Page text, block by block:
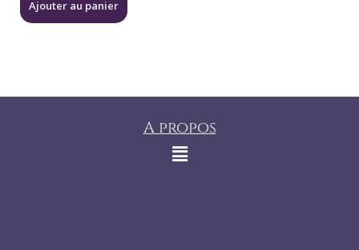
Ajouter au panier
A propos